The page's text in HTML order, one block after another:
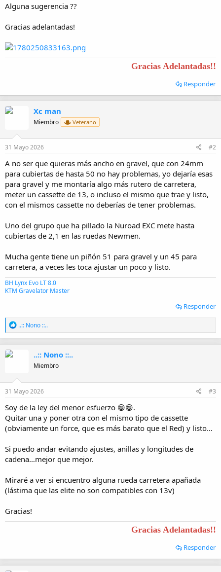
Alguna sugerencia ??
Gracias adelantadas!
Gracias Adelantadas!!
Responder
Xc man
Miembro Veterano
31 Mayo 2026 #2
A no ser que quieras más ancho en gravel, que con 24mm
para cubiertas de hasta 50 no hay problemas, yo dejaría esas
para gravel y me montaría algo más rutero de carretera,
meter un cassette de 13, o incluso el mismo que trae y listo,
con el mismos cassette no deberías de tener problemas.
Uno del grupo que ha pillado la Nuroad EXC mete hasta
cubiertas de 2,1 en las ruedas Newmen.
Mucha gente tiene un piñón 51 para gravel y un 45 para
carretera, a veces les toca ajustar un poco y listo.
BH Lynx Evo LT 8.0
KTM Gravelator Master
Responder
e
a
n
e
s
..:: Nono ::..
..:: Nono ::..
Miembro
31 Mayo 2026 #3
Soy de la ley del menor esfuerzo 😁😁.
Quitar una y poner otra con el mismo tipo de cassette
(obviamente un force, que es más barato que el Red) y listo…
Si puedo andar evitando ajustes, anillas y longitudes de
cadena…mejor que mejor.
Miraré a ver si encuentro alguna rueda carretera apañada
(lástima que las elite no son compatibles con 13v)
Gracias!
Gracias Adelantadas!!
Responder